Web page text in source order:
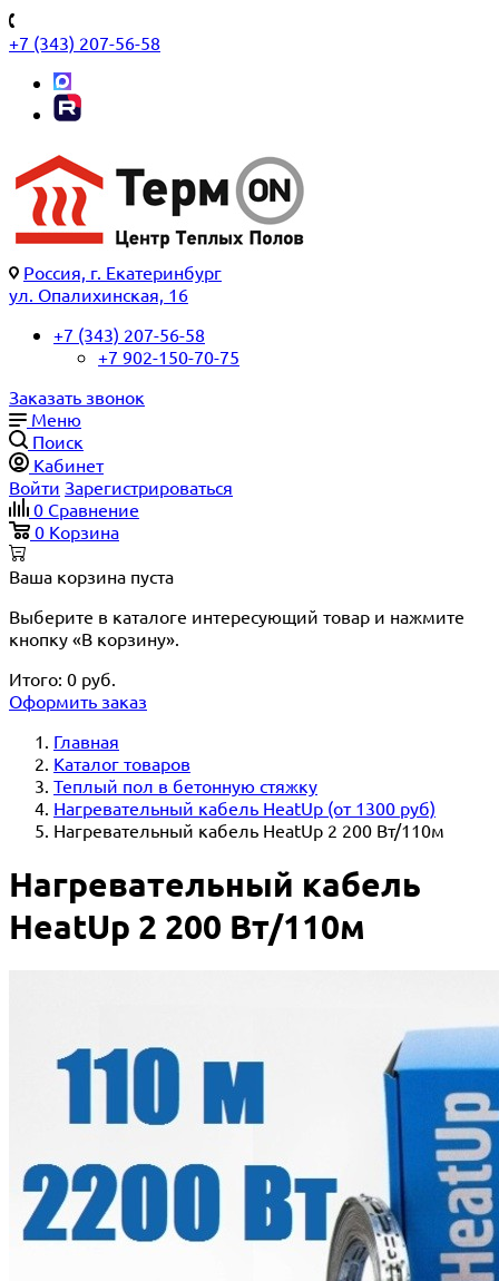
+7 (343) 207-56-58
Россия, г. Екатеринбург
ул. Опалихинская, 16
+7 (343) 207-56-58
+7 902-150-70-75
Заказать звонок
Меню
Поиск
Кабинет
Войти Зарегистрироваться
0 Сравнение
0 Корзина
Ваша корзина пуста
Выберите в каталоге интересующий товар и нажмите
кнопку «В корзину».
Итого: 0 руб.
Оформить заказ
Главная
Каталог товаров
Теплый пол в бетонную стяжку
Нагревательный кабель HeatUp (от 1300 руб)
Нагревательный кабель HeatUp 2 200 Вт/110м
Нагревательный кабель
HeatUp 2 200 Вт/110м